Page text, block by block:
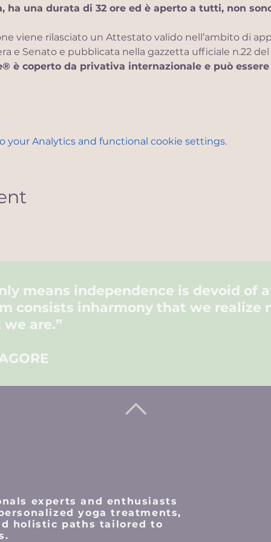
ha una durata di 32 ore ed è aperto a tutti, non
viene rilasciato un Attestato valido nell’ambito di
e Senato e pubblicata nella gazzetta ufficiale n.22 del
è coperto da privativa internazionale e può
your Analytics and functional cookie settings.
means independence is devoid of
consists inharmony that we realize
are.”
experts and enthusiasts
yoga treatments,
holistic paths tailored to